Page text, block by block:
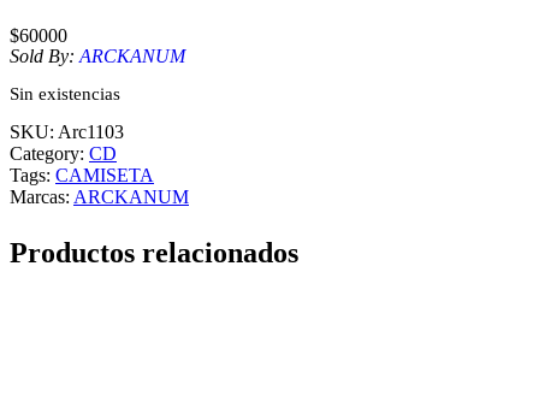
$60000
Sold By: ARCKANUM
Sin existencias
SKU: Arc1103
Category: CD
Tags: CAMISETA
Marcas: ARCKANUM
Productos relacionados